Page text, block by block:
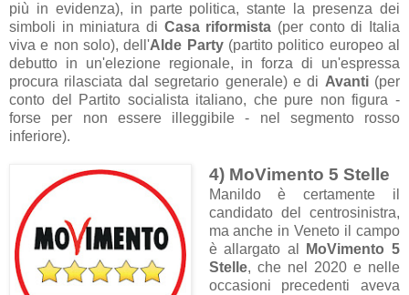
più in evidenza), in parte politica, stante la presenza dei
simboli in miniatura di Casa riformista (per conto di Italia
viva e non solo), dell'Alde Party(partito politico europeo al
debutto in un'elezione regionale, in forza di un'espressa
procura rilasciata dal segretario generale) e di Avanti(per
conto del Partito socialista italiano, che pure non figura -
forse per non essere illeggibile - nel segmento rosso
inferiore).
4) MoVimento 5 Stelle
Manildo è certamente il
candidato del centrosinistra,
ma anche in Veneto il campo
è allargato al
MoVimento 5
Stelle, che nel 2020 e nelle
occasioni precedenti aveva